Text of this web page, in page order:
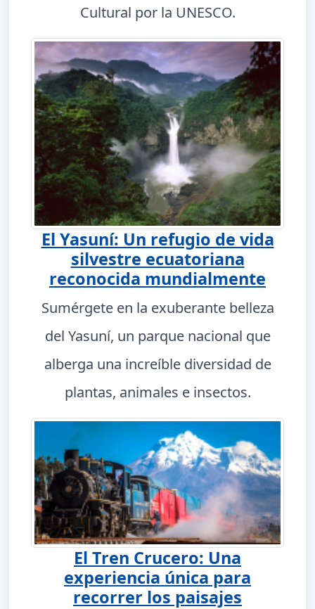
Cultural por la UNESCO.
El Yasuní: Un refugio de vida
silvestre ecuatoriana
reconocida mundialmente
Sumérgete en la exuberante belleza
del Yasuní, un parque nacional que
alberga una increíble diversidad de
plantas, animales e insectos.
El Tren Crucero: Una
experiencia única para
recorrer los paisajes